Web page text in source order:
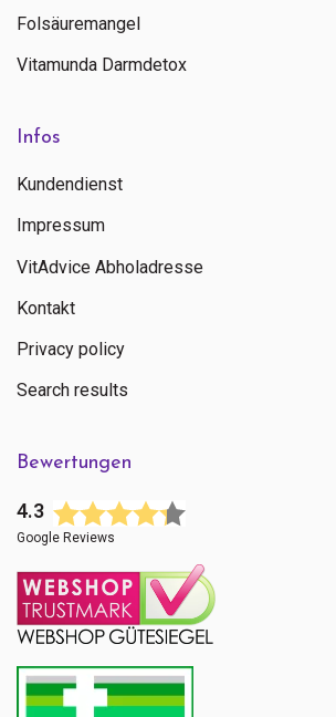
Folsäuremangel
Vitamunda Darmdetox
Infos
Kundendienst
Impressum
VitAdvice Abholadresse
Kontakt
Privacy policy
Search results
Bewertungen
4.3
Google Reviews